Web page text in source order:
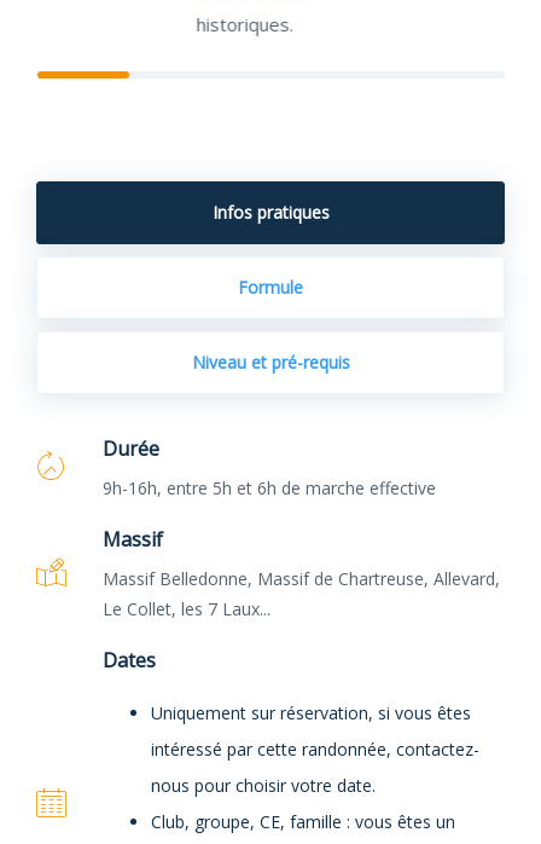
historiques.
Infos pratiques
Formule
Niveau et pré-requis
Durée
9h-16h, entre 5h et 6h de marche effective
Massif
Massif Belledonne, Massif de Chartreuse, Allevard,
Le Collet, les 7 Laux...
Dates
Uniquement sur réservation, si vous êtes
intéressé par cette randonnée, contactez-
nous pour choisir votre date.
Club, groupe, CE, famille : vous êtes un